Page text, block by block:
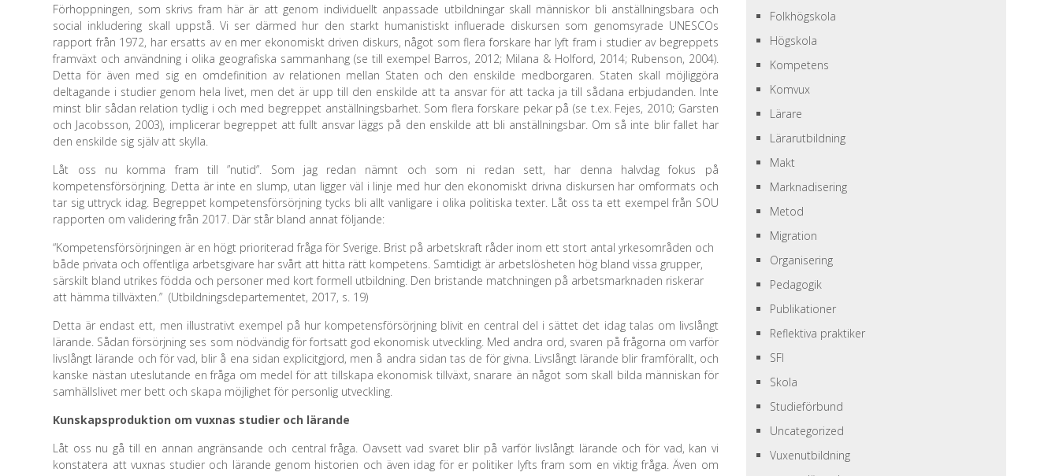
Förhoppningen, som skrivs fram här är att genom individuellt anpassade utbildningar skall människor bli anställningsbara och
social inkludering skall uppstå. Vi ser därmed hur den starkt humanistiskt influerade diskursen som genomsyrade UNESCOs
rapport från 1972, har ersatts av en mer ekonomiskt driven diskurs, något som flera forskare har lyft fram i studier av begreppets
framväxt och användning i olika geografiska sammanhang (se till exempel Barros, 2012; Milana & Holford, 2014; Rubenson, 2004).
Detta för även med sig en omdefinition av relationen mellan Staten och den enskilde medborgaren. Staten skall möjliggöra
deltagande i studier genom hela livet, men det är upp till den enskilde att ta ansvar för att tacka ja till sådana erbjudanden. Inte
minst blir sådan relation tydlig i och med begreppet anställningsbarhet. Som flera forskare pekar på (se t.ex. Fejes, 2010; Garsten
och Jacobsson, 2003), implicerar begreppet att fullt ansvar läggs på den enskilde att bli anställningsbar. Om så inte blir fallet har
den enskilde sig själv att skylla.
Låt oss nu komma fram till ”nutid”. Som jag redan nämnt och som ni redan sett, har denna halvdag fokus på
kompetensförsörjning. Detta är inte en slump, utan ligger väl i linje med hur den ekonomiskt drivna diskursen har omformats och
tar sig uttryck idag. Begreppet kompetensförsörjning tycks bli allt vanligare i olika politiska texter. Låt oss ta ett exempel från SOU
rapporten om validering från 2017. Där står bland annat följande:
“Kompetensförsörjningen är en högt prioriterad fråga för Sverige. Brist på arbetskraft råder inom ett stort antal yrkesområden och
både privata och offentliga arbetsgivare har svårt att hitta rätt kompetens. Samtidigt är arbetslösheten hög bland vissa grupper,
särskilt bland utrikes födda och personer med kort formell utbildning. Den bristande matchningen på arbetsmarknaden riskerar
att hämma tillväxten.” (Utbildningsdepartementet, 2017, s. 19)
Detta är endast ett, men illustrativt exempel på hur kompetensförsörjning blivit en central del i sättet det idag talas om livslångt
lärande. Sådan försörjning ses som nödvändig för fortsatt god ekonomisk utveckling. Med andra ord, svaren på frågorna om varför
livslångt lärande och för vad, blir å ena sidan explicitgjord, men å andra sidan tas de för givna. Livslångt lärande blir framförallt, och
kanske nästan uteslutande en fråga om medel för att tillskapa ekonomisk tillväxt, snarare än något som skall bilda människan för
samhällslivet mer bett och skapa möjlighet för personlig utveckling.
Kunskapsproduktion om vuxnas studier och lärande
Låt oss nu gå till en annan angränsande och central fråga. Oavsett vad svaret blir på varför livslångt lärande och för vad, kan vi
konstatera att vuxnas studier och lärande genom historien och även idag för er politiker lyfts fram som en viktig fråga. Även om
Folkhögskola
Högskola
Kompetens
Komvux
Lärare
Lärarutbildning
Makt
Marknadisering
Metod
Migration
Organisering
Pedagogik
Publikationer
Reflektiva praktiker
SFI
Skola
Studieförbund
Uncategorized
Vuxenutbildning